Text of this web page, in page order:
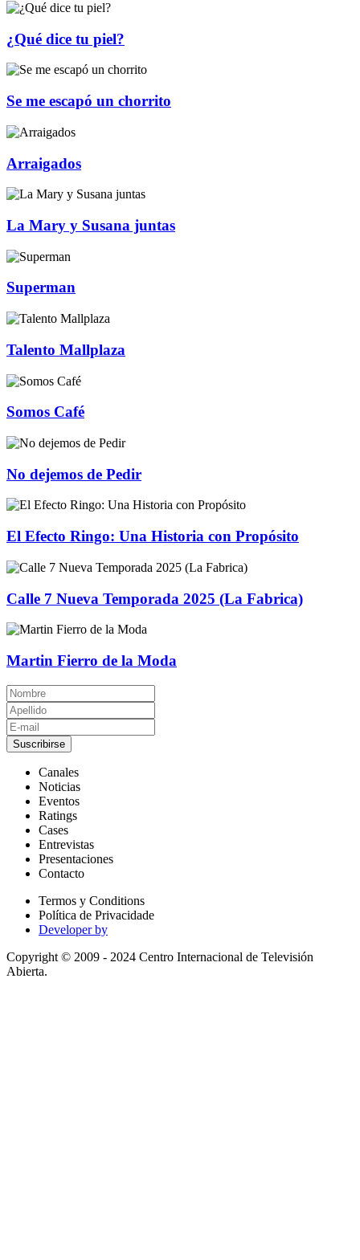
¿Qué dice tu piel?
Se me escapó un chorrito
Arraigados
La Mary y Susana juntas
Superman
Talento Mallplaza
Somos Café
No dejemos de Pedir
El Efecto Ringo: Una Historia con Propósito
Calle 7 Nueva Temporada 2025 (La Fabrica)
Martin Fierro de la Moda
Suscribirse
Canales
Noticias
Eventos
Ratings
Cases
Entrevistas
Presentaciones
Contacto
Termos y Conditions
Política de Privacidade
Developer by
Copyright © 2009 - 2024 Centro Internacional de Televisión
Abierta.